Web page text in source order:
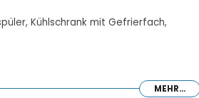
Kühlschrank mit Gefrierfach,
MEHR...